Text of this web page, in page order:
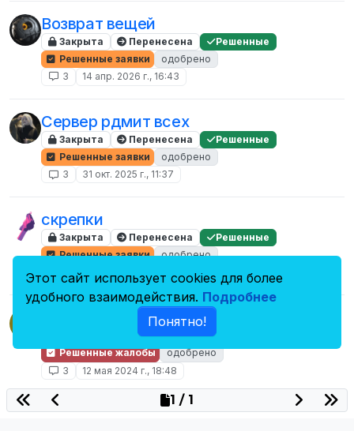
Возврат вещей
Закрыта Перенесена
Решенные
Решенные заявки
одобрено
3
14 апр. 2026 г., 16:43
Сервер рдмит всех
Закрыта Перенесена
Решенные
Решенные заявки
одобрено
3
31 окт. 2025 г., 11:37
скрепки
Закрыта Перенесена
Решенные
Решенные заявки
одобрено
Жалоба на игроков
Перенесена
Решенные
Решенные жалобы
одобрено
3
12 мая 2024 г., 18:48
1 / 1
Этот сайт использует cookies для более
удобного взаимодействия. Подробнее
Понятно!